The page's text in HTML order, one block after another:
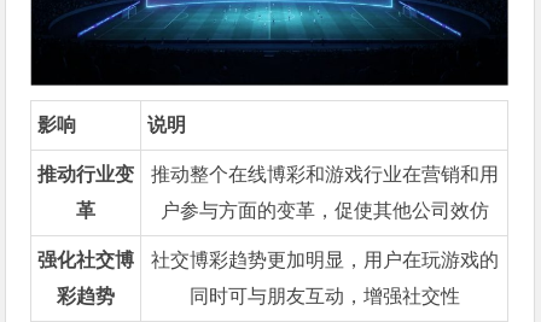
影响 说明
推动行业变
革
推动整个在线博彩和游戏行业在营销和用
户参与方面的变革，促使其他公司效仿
强化社交博
彩趋势
社交博彩趋势更加明显，用户在玩游戏的
同时可与朋友互动，增强社交性